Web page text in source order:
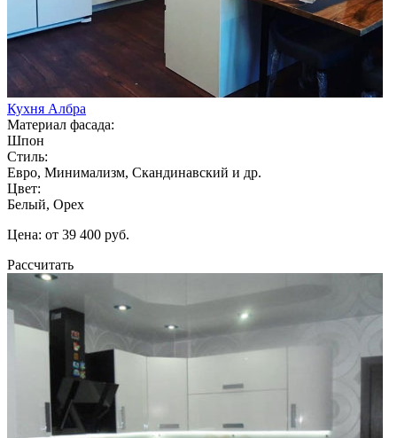
Кухня Албра
Материал фасада:
Шпон
Стиль:
Евро, Минимализм, Скандинавский и др.
Цвет:
Белый, Орех
Цена: от 39 400 руб.
Рассчитать